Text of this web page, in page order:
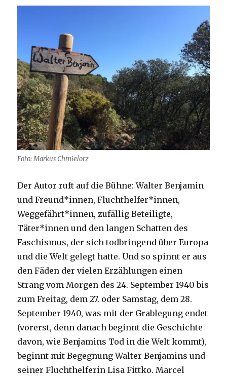
Foto: Markus Chmielorz
Der Autor ruft auf die Bühne: Walter Benjamin
und Freund*innen, Fluchthelfer*innen,
Weggefährt*innen, zufällig Beteiligte,
Täter*innen und den langen Schatten des
Faschismus, der sich todbringend über Europa
und die Welt gelegt hatte. Und so spinnt er aus
den Fäden der vielen Erzählungen einen
Strang vom Morgen des 24. September 1940 bis
zum Freitag, dem 27. oder Samstag, dem 28.
September 1940, was mit der Grablegung endet
(vorerst, denn danach beginnt die Geschichte
davon, wie Benjamins Tod in die Welt kommt),
beginnt mit Begegnung Walter Benjamins und
seiner Fluchthelferin Lisa Fittko. Marcel